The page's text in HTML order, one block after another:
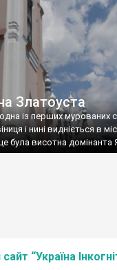
Златоуста
із перших мурованих
і нині видніється в
була висотна домінанта
“Україна